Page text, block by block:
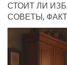
СТОИТ ЛИ
СОВЕТЫ,